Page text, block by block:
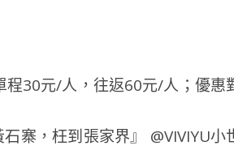
30元/人，往返60元/人；優惠